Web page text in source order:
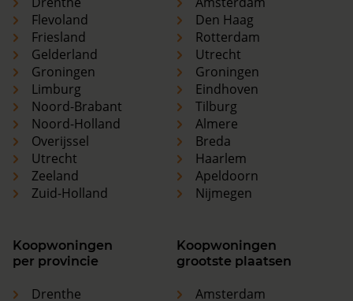
Flevoland
Friesland
Gelderland
Groningen
Limburg
Noord-Brabant
Noord-Holland
Overijssel
Utrecht
Zeeland
Zuid-Holland
Den Haag
Rotterdam
Utrecht
Groningen
Eindhoven
Tilburg
Almere
Breda
Haarlem
Apeldoorn
Nijmegen
Koopwoningen
per provincie
Drenthe
Koopwoningen
grootste plaatsen
Amsterdam